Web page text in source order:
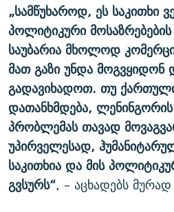
„სამწუხაროდ, ეს საკითხი
პოლიტიკური
საუბარია მხოლოდ
მათ გაზი უნდა მოგვყიდონ
გადავიხადოთ. თუ
დათანხმდება, ლენინგორის
პრობლემას თავად
უპირველესად,
საკითხია და მის
გვსურს“, – აცხადებს მურად